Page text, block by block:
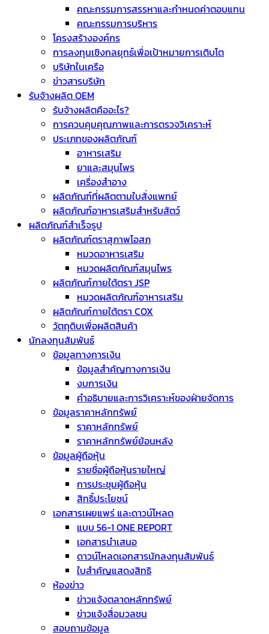
คณะกรรมการสรรหาและกำหนดค่าตอบแทน
คณะกรรมการบริหาร
โครงสร้างองค์กร
การลงทุนเชิงกลยุทธ์เพื่อเป้าหมายการเติบโต
บริษัทในเครือ
ข่าวสารบริษัท
รับจ้างผลิต OEM
รับจ้างผลิตคืออะไร?
การควบคุมคุณภาพและการตรวจวิเคราะห์
ประเภทของผลิตภัณฑ์
อาหารเสริม
ยาและสมุนไพร
เครื่องสำอาง
ผลิตภัณฑ์ที่ผลิตตามใบสั่งแพทย์
ผลิตภัณฑ์อาหารเสริมสำหรับสัตว์
ผลิตภัณฑ์สำเร็จรูป
ผลิตภัณฑ์ตราสุภาพโอสภ
หมวดอาหารเสริม
หมวดผลิตภัณฑ์สมุนไพร
ผลิตภัณฑ์ภายใต้ตรา JSP
หมวดผลิตภัณฑ์อาหารเสริม
ผลิตภัณฑ์ภายใต้ตรา COX
วัตถุดิบเพื่อผลิตสินค้า
นักลงทุนสัมพันธ์
ข้อมูลทางการเงิน
ข้อมูลสำคัญทางการเงิน
งบการเงิน
คำอธิบายและการวิเคราะห์ของฝ่ายจัดการ
ข้อมูลราคาหลักทรัพย์
ราคาหลักทรัพย์
ราคาหลักทรัพย์ย้อนหลัง
ข้อมูลผู้ถือหุ้น
รายชื่อผู้ถือหุ้นรายใหญ่
การประชุมผู้ถือหุ้น
สิทธิ์ประโยชน์
เอกสารเผยแพร่ และดาวน์โหลด
แบบ 56-1 ONE REPORT
เอกสารนำเสนอ
ดาวน์โหลดเอกสารนักลงทุนสัมพันธ์
ใบสำคัญแสดงสิทธิ
ห้องข่าว
ข่าวแจ้งตลาดหลักทรัพย์
ข่าวแจ้งสื่อมวลชน
สอบถามข้อมูล